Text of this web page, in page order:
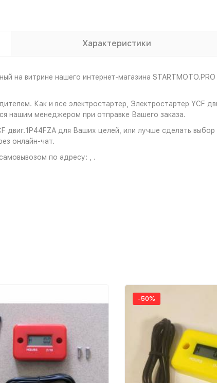
Характеристики
на витрине нашего интернет-магазина
Как и все электростартер, Электростартер YCF
нашим менеджером при отправке Вашего заказа.
двиг.1P44FZA для Ваших целей, или лучше сделать
онлайн-чат.
по адресу: , .
-50%